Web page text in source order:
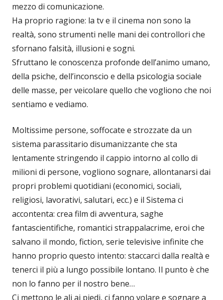
mezzo di comunicazione.
Ha proprio ragione: la tv e il cinema non sono la
realtà, sono strumenti nelle mani dei controllori che
sfornano falsità, illusioni e sogni.
Sfruttano le conoscenza profonde dell’animo umano,
della psiche, dell’inconscio e della psicologia sociale
delle masse, per veicolare quello che vogliono che noi
sentiamo e vediamo.
Moltissime persone, soffocate e strozzate da un
sistema parassitario disumanizzante che sta
lentamente stringendo il cappio intorno al collo di
milioni di persone, vogliono sognare, allontanarsi dai
propri problemi quotidiani (economici, sociali,
religiosi, lavorativi, salutari, ecc.) e il Sistema ci
accontenta: crea film di avventura, saghe
fantascientifiche, romantici strappalacrime, eroi che
salvano il mondo, fiction, serie televisive infinite che
hanno proprio questo intento: staccarci dalla realtà e
tenerci il più a lungo possibile lontano. Il punto è che
non lo fanno per il nostro bene…
Ci mettono le ali ai piedi, ci fanno volare e sognare a